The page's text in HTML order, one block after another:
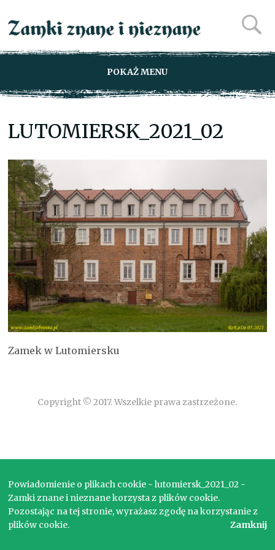
POKAŻ MENU
LUTOMIERSK_2021_02
Zamek w Lutomiersku
Copyright © 2017. Wszelkie prawa zastrzeżone.
Powiadomienie o plikach cookie - lutomiersk_2021_02 -
Zamki znane i nieznane korzysta z plików cookie.
Pozostając na tej stronie, wyrażasz zgodę na korzystanie z
plików cookie.
Zamknij